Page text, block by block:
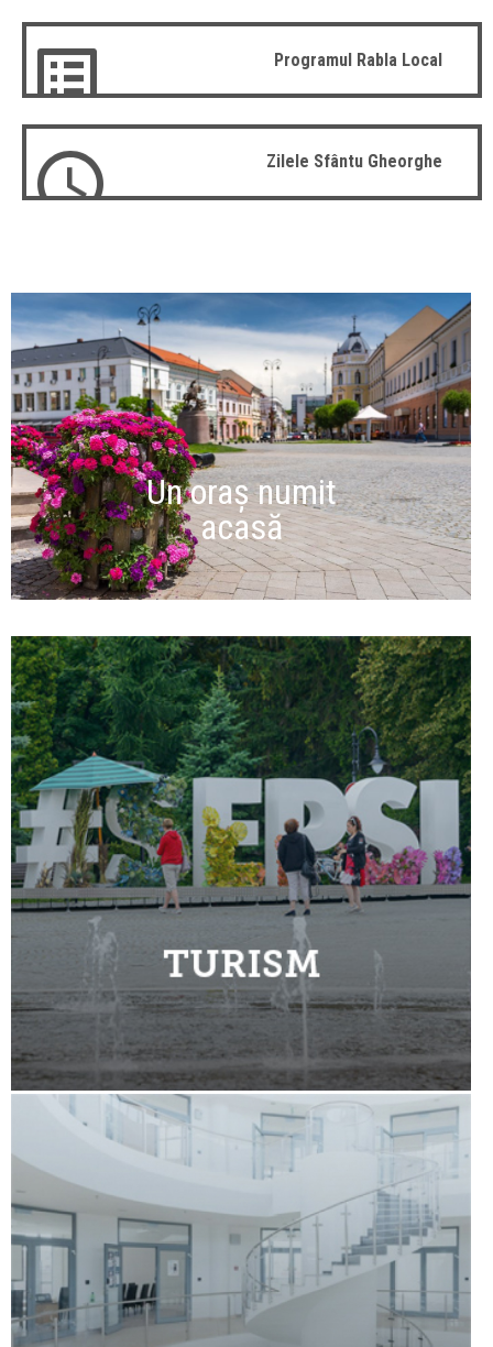
Programul Rabla Local
Zilele Sfântu Gheorghe
Un oraș numit
acasă